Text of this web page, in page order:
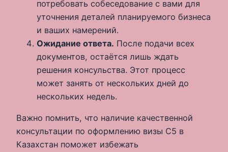
потребовать собеседование с вами для
уточнения деталей планируемого бизнеса
и ваших намерений.
Ожидание ответа. После подачи всех
документов, остаётся лишь ждать
решения консульства. Этот процесс
может занять от нескольких дней до
нескольких недель.
Важно помнить, что наличие качественной
консультации по оформлению визы C5 в
Казахстан поможет избежать